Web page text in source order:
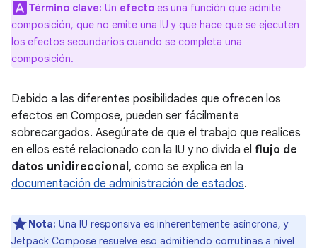
Término clave: Un efecto es una función que admite
composición, que no emite una IU y que hace que se ejecuten
los efectos secundarios cuando se completa una
composición.
Debido a las diferentes posibilidades que ofrecen los
efectos en Compose, pueden ser fácilmente
sobrecargados. Asegúrate de que el trabajo que realices
en ellos esté relacionado con la IU y no divida el flujo de
datos unidireccional, como se explica en la
documentación de administración de estados.
Nota: Una IU responsiva es inherentemente asíncrona, y
Jetpack Compose resuelve eso admitiendo corrutinas a nivel